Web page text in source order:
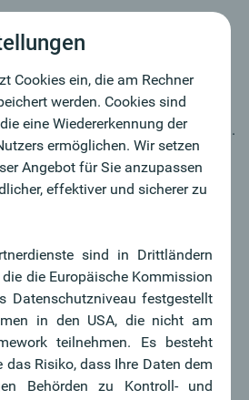
mit dem Handy
Art mobil mit dem Handy zu
exklusive Vorteile zu sichern.
der App ein blauer Barcode
gelesen wird und die Zahlung
Gutscheine, Stempelpässe
erkannt.
können Sie Bluecode Pay mit Ihre
Pay in der Oberbank App
verbinden
der Kasse zeigen
Cookies ein, die am Rechner
werden. Cookies sind
eine Wiedererkennung der
ermöglichen. Wir setzen
Angebot für Sie anzupassen
effektiver und sicherer zu
sind in Drittländern
die Europäische Kommission
Datenschutzniveau festgestellt
in den USA, die nicht am
teilnehmen. Es besteht
das Risiko, dass Ihre Daten dem
Behörden zu Kontroll- und